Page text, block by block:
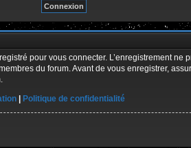
pour vous connecter. L’enregistrement
du forum. Avant de vous enregistrer,
Politique de confidentialité